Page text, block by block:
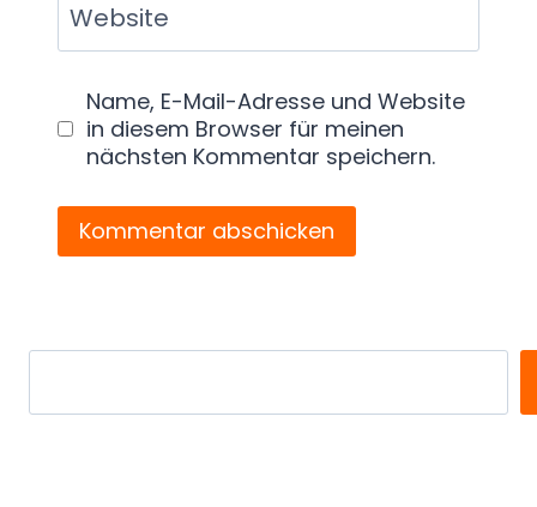
Website
Name, E-Mail-Adresse und Website
in diesem Browser für meinen
nächsten Kommentar speichern.